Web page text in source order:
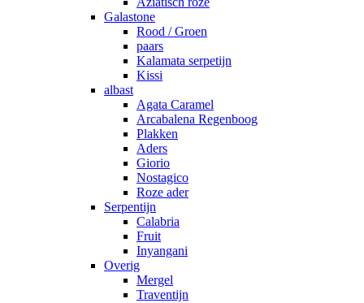
Galastone
Rood / Groen
paars
Kalamata serpetijn
Kissi
albast
Agata Caramel
Arcabalena Regenboog
Plakken
Aders
Giorio
Nostagico
Roze ader
Serpentijn
Calabria
Fruit
Inyangani
Overig
Mergel
Traventijn